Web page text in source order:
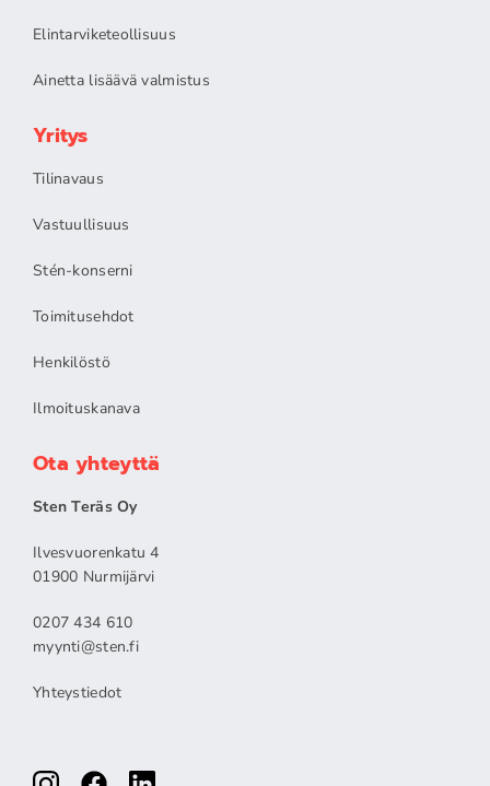
Elintarviketeollisuus
Ainetta lisäävä valmistus
Yritys
Tilinavaus
Vastuullisuus
Stén-konserni
Toimitusehdot
Henkilöstö
Ilmoituskanava
Ota yhteyttä
Sten Teräs Oy
Ilvesvuorenkatu 4
01900 Nurmijärvi
0207 434 610
myynti@sten.fi
Yhteystiedot